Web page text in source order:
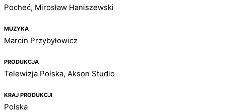
Pocheć, Mirosław Haniszewski
MUZYKA
Marcin Przybyłowicz
PRODUKCJA
Telewizja Polska, Akson Studio
KRAJ PRODUKCJI
Polska